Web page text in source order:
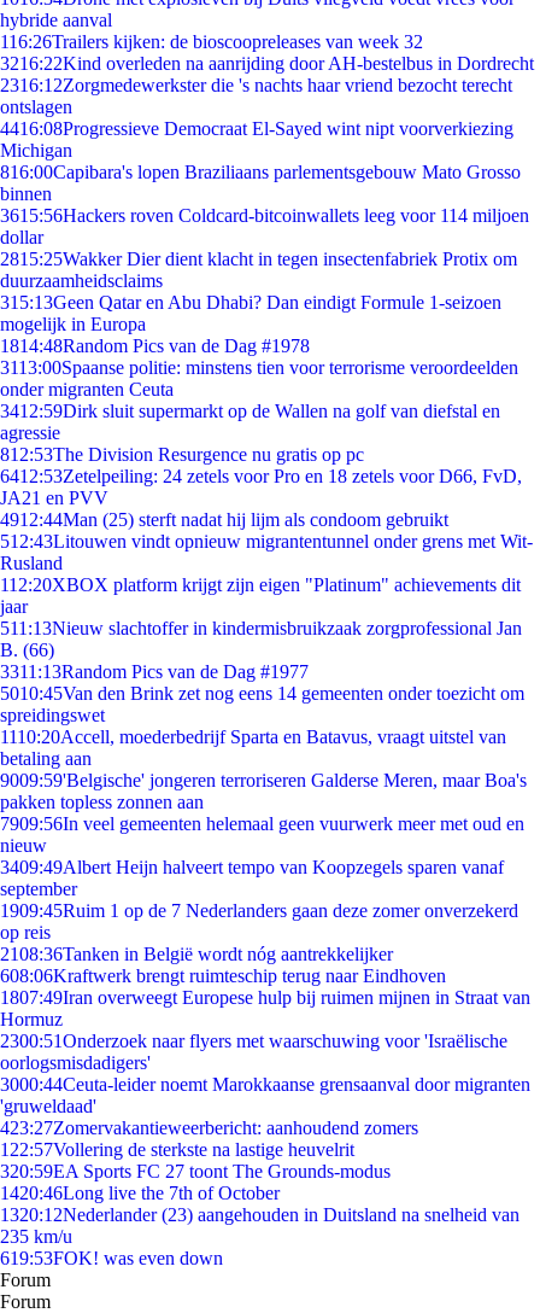
hybride aanval
116:26Trailers kijken: de bioscoopreleases van week 32
3216:22Kind overleden na aanrijding door AH-bestelbus in Dordrecht
2316:12Zorgmedewerkster die 's nachts haar vriend bezocht terecht
ontslagen
4416:08Progressieve Democraat El-Sayed wint nipt voorverkiezing
Michigan
816:00Capibara's lopen Braziliaans parlementsgebouw Mato Grosso
binnen
3615:56Hackers roven Coldcard-bitcoinwallets leeg voor 114 miljoen
dollar
2815:25Wakker Dier dient klacht in tegen insectenfabriek Protix om
duurzaamheidsclaims
315:13Geen Qatar en Abu Dhabi? Dan eindigt Formule 1-seizoen
mogelijk in Europa
1814:48Random Pics van de Dag #1978
3113:00Spaanse politie: minstens tien voor terrorisme veroordeelden
onder migranten Ceuta
3412:59Dirk sluit supermarkt op de Wallen na golf van diefstal en
agressie
812:53The Division Resurgence nu gratis op pc
6412:53Zetelpeiling: 24 zetels voor Pro en 18 zetels voor D66, FvD,
JA21 en PVV
4912:44Man (25) sterft nadat hij lijm als condoom gebruikt
512:43Litouwen vindt opnieuw migrantentunnel onder grens met Wit-
Rusland
112:20XBOX platform krijgt zijn eigen "Platinum" achievements dit
jaar
511:13Nieuw slachtoffer in kindermisbruikzaak zorgprofessional Jan
B. (66)
3311:13Random Pics van de Dag #1977
5010:45Van den Brink zet nog eens 14 gemeenten onder toezicht om
spreidingswet
1110:20Accell, moederbedrijf Sparta en Batavus, vraagt uitstel van
betaling aan
9009:59'Belgische' jongeren terroriseren Galderse Meren, maar Boa's
pakken topless zonnen aan
7909:56In veel gemeenten helemaal geen vuurwerk meer met oud en
nieuw
3409:49Albert Heijn halveert tempo van Koopzegels sparen vanaf
september
1909:45Ruim 1 op de 7 Nederlanders gaan deze zomer onverzekerd
op reis
2108:36Tanken in België wordt nóg aantrekkelijker
608:06Kraftwerk brengt ruimteschip terug naar Eindhoven
1807:49Iran overweegt Europese hulp bij ruimen mijnen in Straat van
Hormuz
2300:51Onderzoek naar flyers met waarschuwing voor 'Israëlische
oorlogsmisdadigers'
3000:44Ceuta-leider noemt Marokkaanse grensaanval door migranten
'gruweldaad'
423:27Zomervakantieweerbericht: aanhoudend zomers
1 22:57Vollering de sterkste na lastige heuvelrit
320:59EA Sports FC 27 toont The Grounds-modus
1420:46Long live the 7th of October
1320:12Nederlander (23) aangehouden in Duitsland na snelheid van
235 km/u
619:53FOK! was even down
Forum
Forum